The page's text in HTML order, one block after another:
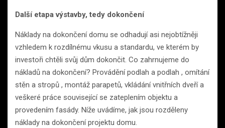
Další etapa výstavby, tedy dokončení
Náklady na dokončení domu se odhadují asi nejobtížněji
vzhledem k rozdílnému vkusu a standardu, ve kterém by
investoři chtěli svůj dům dokončit. Co zahrnujeme do
nákladů na dokončení? Provádění podlah a podlah , omítání
stěn a stropů , montáž parapetů, vkládání vnitřních dveří a
veškeré práce související se zateplením objektu a
provedením fasády. Níže uvádíme, jak jsou rozděleny
náklady na dokončení projektu domu.